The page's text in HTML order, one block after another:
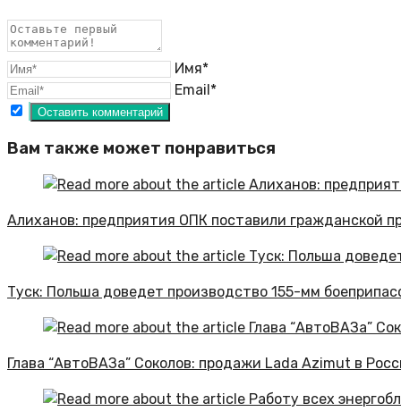
Имя*
Email*
Вам также может понравиться
Алиханов: предприятия ОПК поставили гражданской
Туск: Польша доведет производство 155-мм
Глава “АвтоВАЗа” Соколов: продажи Lada Azimut в